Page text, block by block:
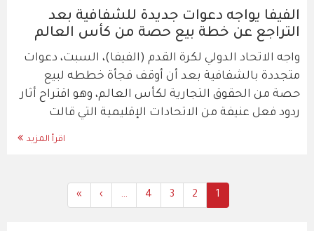
الفيفا يواجه دعوات جديدة للشفافية بعد
التراجع عن خطة بيع حصة من كأس العالم
واجه الاتحاد الدولي لكرة القدم (الفيفا)، السبت، دعوات
متجددة بالشفافية بعد أن أوقف فجأة خططه لبيع
حصة من الحقوق التجارية لكأس العالم، وهو اقتراح أثار
ردود فعل عنيفة من الاتحادات الإقليمية التي قالت
اقرأ المزيد
Current
page
1
All
Content
2
All
Content
3
All
Content
4
…
Next
page
›
Last
page
»